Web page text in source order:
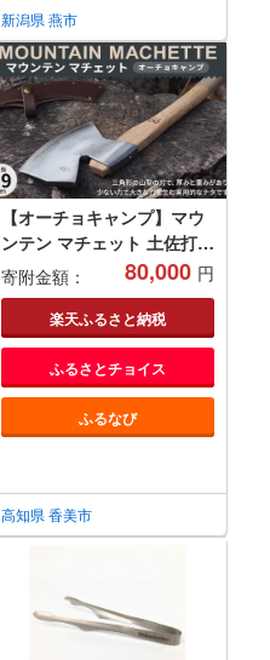
新潟県 燕市
【オーチョキャンプ】マウ
ンテン マチェット 土佐打刃
物 全長39cm
寄附金額： 80,000 円
楽天ふるさと納税
ふるさとチョイス
ふるなび
高知県 香美市